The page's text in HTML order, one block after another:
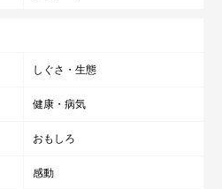
しぐさ・生態
健康・病気
おもしろ
感動